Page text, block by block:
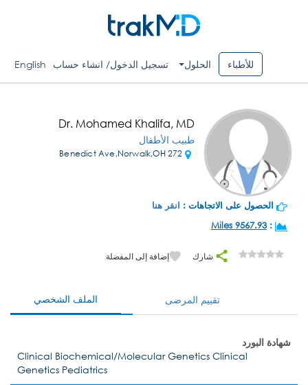
للأطباء الحلول تسجيل الدخول/ انشاء حساب English
Dr. Mohamed Khalifa, MD
طبيب الأطفال
الحصول على الاتجاهات : انقر هنا
:
9567.93 Miles
شارك إضافة إلى المفضلة
الملف الشخصي تقييم المرضى
شهادة البورد
Clinical Biochemical/Molecular Genetics Clinical
Genetics Pediatrics